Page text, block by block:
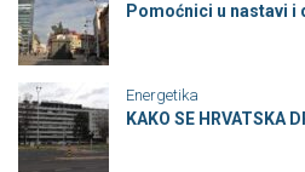
Pomoćnici u nastavi i
Energetika
KAKO SE HRVATSKA